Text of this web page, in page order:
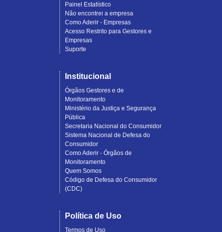
Painel Estatístico
Não encontrei a empresa
Como Aderir - Empresas
Acesso Restrito para Gestores e
Empresas
Suporte
Institucional
Órgãos Gestores e de
Monitoramento
Ministério da Justiça e Segurança
Pública
Secretaria Nacional do Consumidor
Sistema Nacional de Defesa do
Consumidor
Como Aderir - Órgãos de
Monitoramento
Quem Somos
Código de Defesa do Consumidor
(CDC)
Política de Uso
Termos de Uso